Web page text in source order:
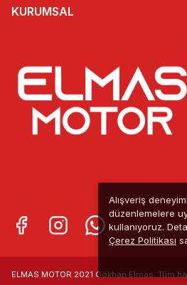
Alışveriş
düzenlemelere
kullanıyoruz.
Çerez Politikası
KURUMSAL
ELMAS MOTOR 2021 Gökhan Elmas. Tüm